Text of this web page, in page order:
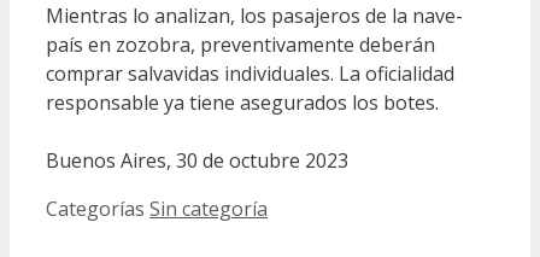
Mientras lo analizan, los pasajeros de la nave-
país en zozobra, preventivamente deberán
comprar salvavidas individuales. La oficialidad
responsable ya tiene asegurados los botes.
Buenos Aires, 30 de octubre 2023
Categorías Sin categoría